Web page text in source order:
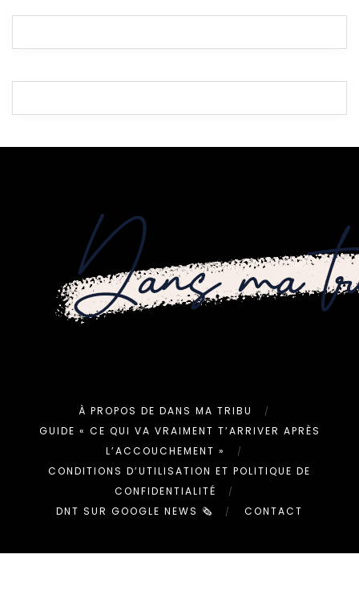
À PROPOS DE DANS MA TRIBU
GUIDE « CE QUI VA VRAIMENT T’ARRIVER APRÈS
L’ACCOUCHEMENT »
CONDITIONS D’UTILISATION ET POLITIQUE DE
CONFIDENTIALITÉ
DNT SUR GOOGLE NEWS 🗞
CONTACT